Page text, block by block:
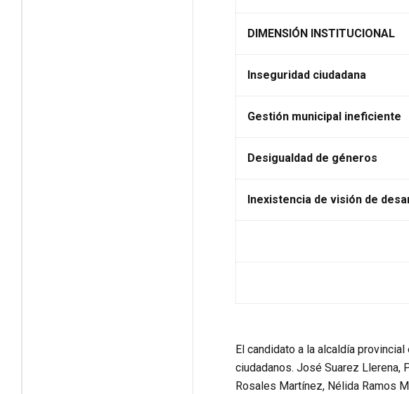
DIMENSIÓN INSTITUCIONAL
Inseguridad ciudadana
Gestión municipal ineficiente
Desigualdad de géneros
Inexistencia de visión de
El candidato a la alcaldía
ciudadanos. José Suarez Llerena,
Rosales Martínez, Nélida Ramos